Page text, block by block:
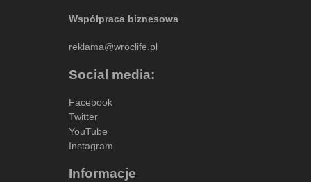
Współpraca biznesowa
reklama@wroclife.pl
Social media:
Facebook
Twitter
YouTube
Instagram
Informacje